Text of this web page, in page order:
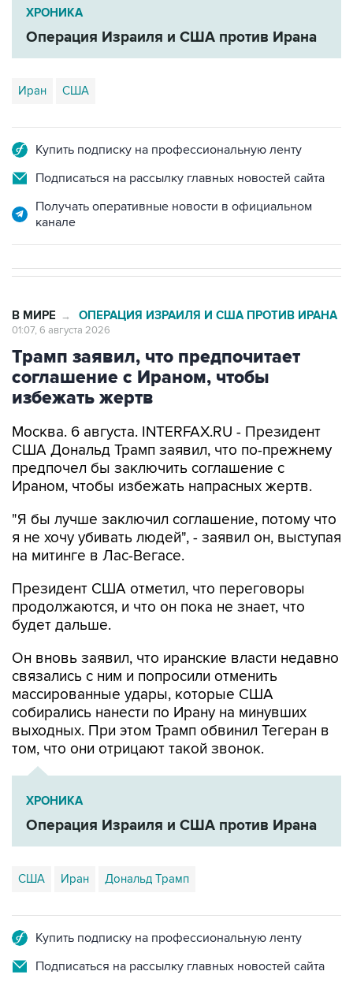
ХРОНИКА
Операция Израиля и США против Ирана
Иран США
Купить подписку на профессиональную ленту
Подписаться на рассылку главных новостей сайта
Получать оперативные новости в официальном
канале
В МИРЕ → ОПЕРАЦИЯ ИЗРАИЛЯ И США ПРОТИВ ИРАНА
01:07, 6 августа 2026
Трамп заявил, что предпочитает
соглашение с Ираном, чтобы
избежать жертв
Москва. 6 августа. INTERFAX.RU - Президент
США Дональд Трамп заявил, что по-прежнему
предпочел бы заключить соглашение с
Ираном, чтобы избежать напрасных жертв.
"Я бы лучше заключил соглашение, потому что
я не хочу убивать людей", - заявил он, выступая
на митинге в Лас-Вегасе.
Президент США отметил, что переговоры
продолжаются, и что он пока не знает, что
будет дальше.
Он вновь заявил, что иранские власти недавно
связались с ним и попросили отменить
массированные удары, которые США
собирались нанести по Ирану на минувших
выходных. При этом Трамп обвинил Тегеран в
том, что они отрицают такой звонок.
ХРОНИКА
Операция Израиля и США против Ирана
США Иран Дональд Трамп
Купить подписку на профессиональную ленту
Подписаться на рассылку главных новостей сайта